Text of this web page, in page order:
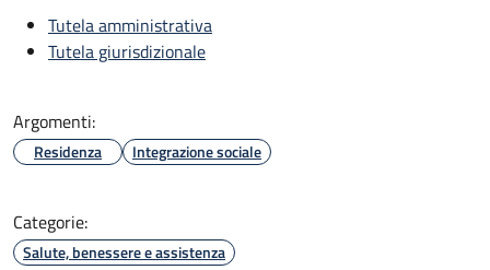
Tutela amministrativa
Tutela giurisdizionale
Argomenti:
Residenza Integrazione sociale
Categorie:
Salute, benessere e assistenza